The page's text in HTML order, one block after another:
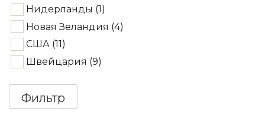
Нидерланды (1)
Новая Зеландия (4)
США (11)
Швейцария (9)